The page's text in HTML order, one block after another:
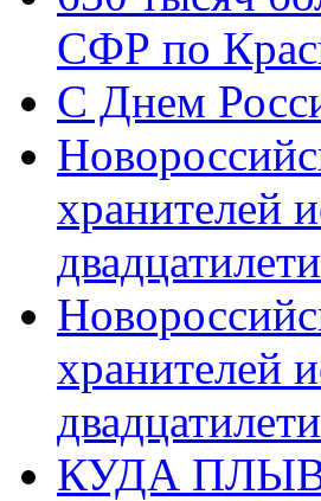
СФР по
C Днем
хранителей
хранителей
КУДА